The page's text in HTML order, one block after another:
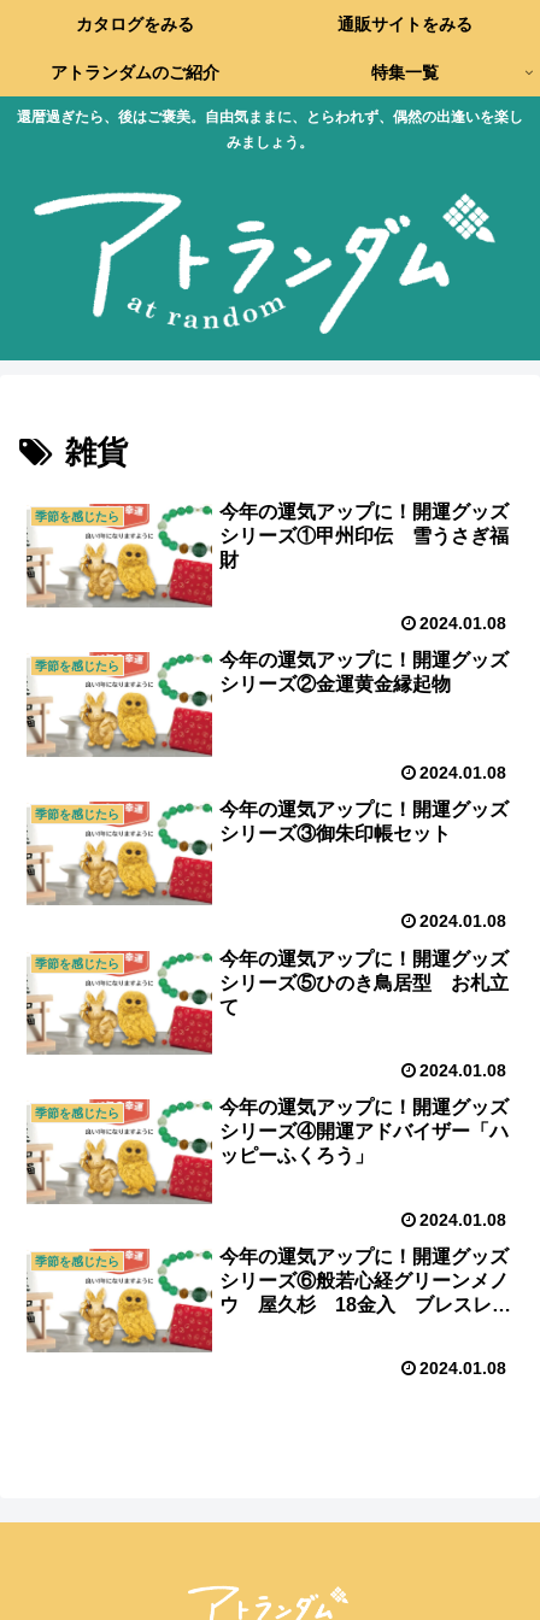
還暦過ぎたら、後はご褒美。自由気ままに、とらわれず、偶然の出逢いを楽し
みましょう。
カタログをみる 通販サイトをみる
アトランダムのご紹介 特集一覧
雑貨
季節を感じたら
今年の運気アップに！開運グッズ
シリーズ①甲州印伝 雪うさぎ福
財
2024.01.08
季節を感じたら
今年の運気アップに！開運グッズ
シリーズ②金運黄金縁起物
2024.01.08
季節を感じたら
今年の運気アップに！開運グッズ
シリーズ③御朱印帳セット
2024.01.08
季節を感じたら
今年の運気アップに！開運グッズ
シリーズ⑤ひのき鳥居型 お札立
て
2024.01.08
季節を感じたら
今年の運気アップに！開運グッズ
シリーズ④開運アドバイザー「ハ
ッピーふくろう」
2024.01.08
季節を感じたら
今年の運気アップに！開運グッズ
シリーズ⑥般若心経グリーンメノ
ウ 屋久杉 18金入 ブレスレッ
2024.01.08